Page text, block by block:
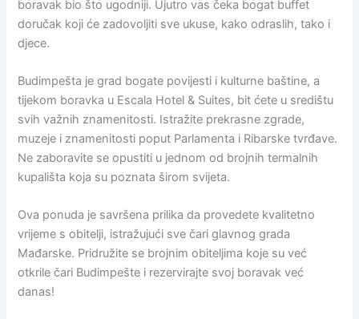
boravak bio što ugodniji. Ujutro vas čeka bogat buffet
doručak koji će zadovoljiti sve ukuse, kako odraslih, tako i
djece.
Budimpešta je grad bogate povijesti i kulturne baštine, a
tijekom boravka u Escala Hotel & Suites, bit ćete u središtu
svih važnih znamenitosti. Istražite prekrasne zgrade,
muzeje i znamenitosti poput Parlamenta i Ribarske tvrđave.
Ne zaboravite se opustiti u jednom od brojnih termalnih
kupališta koja su poznata širom svijeta.
Ova ponuda je savršena prilika da provedete kvalitetno
vrijeme s obitelji, istražujući sve čari glavnog grada
Mađarske. Pridružite se brojnim obiteljima koje su već
otkrile čari Budimpešte i rezervirajte svoj boravak već
danas!